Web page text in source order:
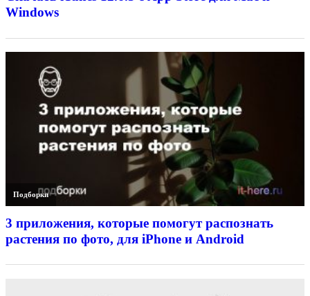
Windows
Подборки
3 приложения, которые помогут распознать
растения по фото, для iPhone и Android